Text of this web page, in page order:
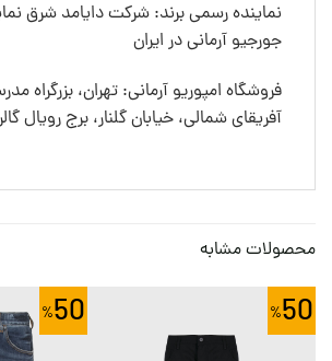
نماینده رسمی برند: شرکت دایامد شرق
جورجیو آرمانی در ایران
فروشگاه امپوریو آرمانی: تهران، بزرگراه
آفریقای شمالی، خیابان گلنار، برج رویال
محصولات مشابه
50
50